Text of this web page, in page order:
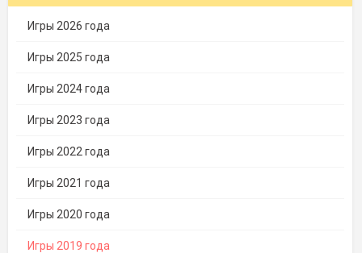
Игры 2026 года
Игры 2025 года
Игры 2024 года
Игры 2023 года
Игры 2022 года
Игры 2021 года
Игры 2020 года
Игры 2019 года